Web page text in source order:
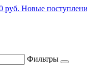
руб. Новые
Фильтры